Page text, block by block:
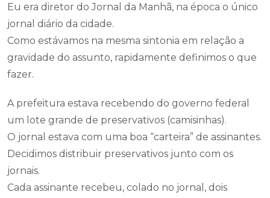
Eu era diretor do Jornal da Manhã, na época o único
jornal diário da cidade.
Como estávamos na mesma sintonia em relação a
gravidade do assunto, rapidamente definimos o que
fazer.
A prefeitura estava recebendo do governo federal
um lote grande de preservativos (camisinhas).
O jornal estava com uma boa “carteira” de assinantes.
Decidimos distribuir preservativos junto com os
jornais.
Cada assinante recebeu, colado no jornal, dois